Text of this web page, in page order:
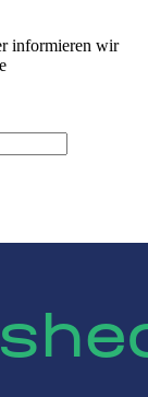
informieren wir